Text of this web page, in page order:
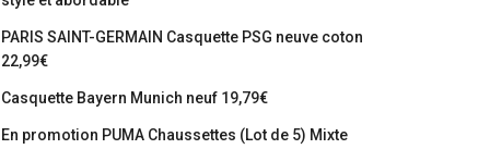
PARIS SAINT-GERMAIN Casquette PSG neuve coton
22,99€
Casquette Bayern Munich neuf 19,79€
En promotion PUMA Chaussettes (Lot de 5) Mixte